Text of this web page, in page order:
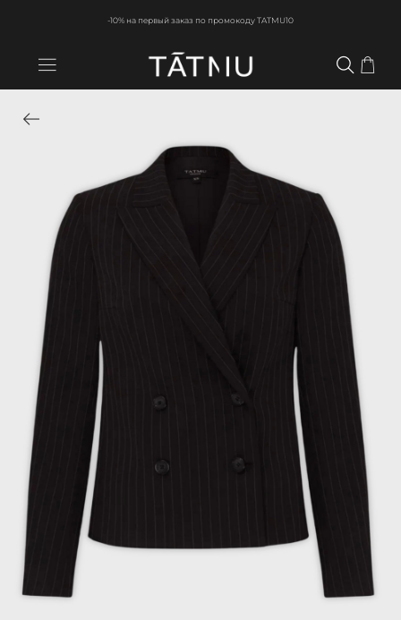
-10% на первый заказ по промокоду TATMU10